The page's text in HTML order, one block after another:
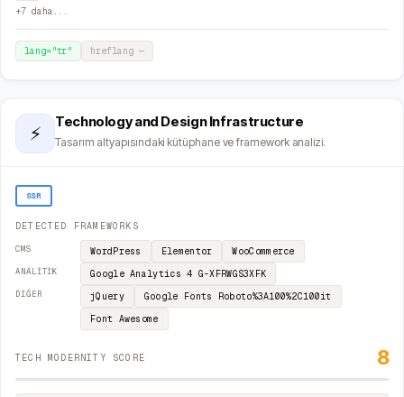
+7daha...
lang="tr" hreflang —
⚡
Technology and Design Infrastructure
Tasarım altyapısındaki kütüphane ve framework analizi.
SSR
DETECTED FRAMEWORKS
CMS WordPress Elementor WooCommerce
ANALITIK Google Analytics 4 G-XFRWGS3XFK
DIĞER jQuery Google Fonts
Roboto%3A100%2C100it
Font Awesome
TECH MODERNITY SCORE 8